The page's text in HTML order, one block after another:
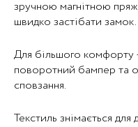
зручною магнітною
швидко застібати замок.
Для більшого комфорту
поворотний бампер та
сповзання.
Текстиль знімається для